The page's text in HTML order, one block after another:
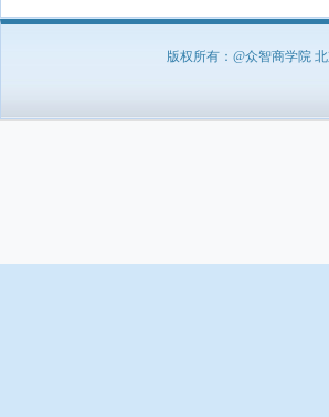
版权所有：@众智商学院